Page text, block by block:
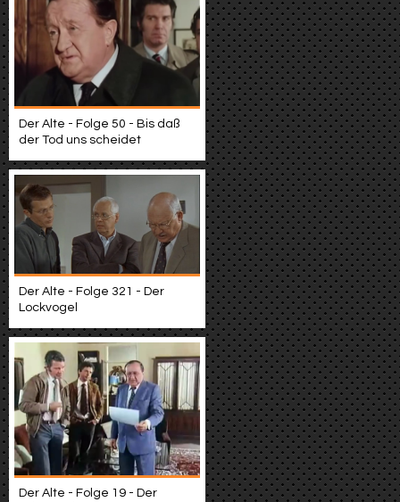
Der Alte - Folge 50 - Bis daß
der Tod uns scheidet
Der Alte - Folge 321 - Der
Lockvogel
Der Alte - Folge 19 - Der